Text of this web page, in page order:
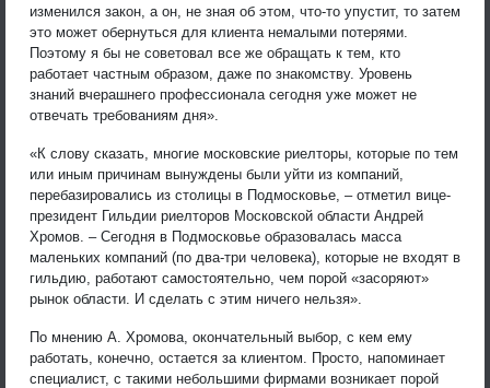
изменился закон, а он, не зная об этом, что-то упустит, то затем
это может обернуться для клиента немалыми потерями.
Поэтому я бы не советовал все же обращать к тем, кто
работает частным образом, даже по знакомству. Уровень
знаний вчерашнего профессионала сегодня уже может не
отвечать требованиям дня».
«К слову сказать, многие московские риелторы, которые по тем
или иным причинам вынуждены были уйти из компаний,
перебазировались из столицы в Подмосковье, – отметил вице-
президент Гильдии риелторов Московской области Андрей
Хромов. – Сегодня в Подмосковье образовалась масса
маленьких компаний (по два-три человека), которые не входят в
гильдию, работают самостоятельно, чем порой «засоряют»
рынок области. И сделать с этим ничего нельзя».
По мнению А. Хромова, окончательный выбор, с кем ему
работать, конечно, остается за клиентом. Просто, напоминает
специалист, с такими небольшими фирмами возникает порой